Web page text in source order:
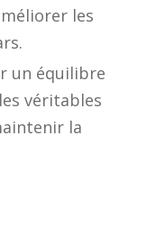
les
un équilibre
véritables
la